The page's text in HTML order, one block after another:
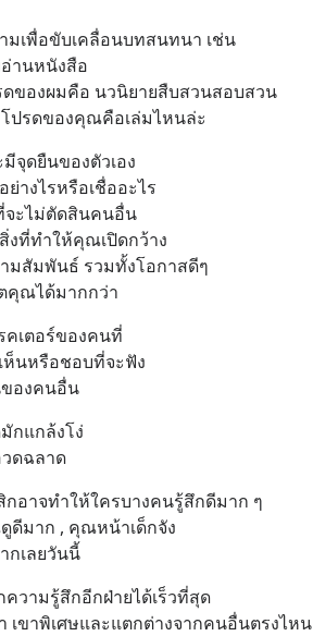
มเพื่อขับเคลื่อนบทสนทนา เช่น
านหนังสือ
แนวโปรดของผมคือ นวนิยายสืบสวนสอบสวน
ปรดของคุณคือเล่มไหนล่ะ
จุดยืนของตัวเอง
างไรหรือเชื่ออะไร
ะไม่ตัดสินคนอื่น
งที่ทำให้คุณเปิดกว้าง
มสัมพันธ์ รวมทั้งโอกาสดีๆ
คุณได้มากกว่า
คเตอร์ของคนที่
ห็นหรือชอบที่จะฟัง
องคนอื่น
กแกล้งโง่
ดฉลาด
กอาจทำให้ใครบางคนรู้สึกดีมาก ๆ
ดีมาก , คุณหน้าเด็กจัง
เลยวันนี้
ความรู้สึกอีกฝ่ายได้เร็วที่สุด
เขาพิเศษและแตกต่างจากคนอื่นตรงไหน